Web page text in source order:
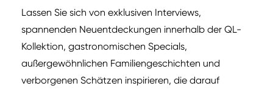
Lassen Sie sich von exklusiven Interviews,
spannenden Neuentdeckungen innerhalb der QL-
Kollektion, gastronomischen Specials,
außergewöhnlichen Familiengeschichten und
verborgenen Schätzen inspirieren, die darauf